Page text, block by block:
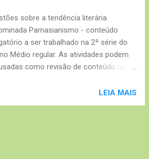
sobre a tendência literária
Parnasianismo - conteúdo
a ser trabalhado na 2ª série do
Médio regular. As atividades podem
como revisão de conteúdo ou
2º ano do Ensino Médio; Pré-LEIA MAIS